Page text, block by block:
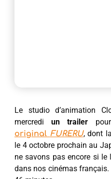
Le studio d’animation
mercrediun trailer
original FURERU, dont
le 4 octobre prochain au
ne savons pas encore si le
dans nos cinémas